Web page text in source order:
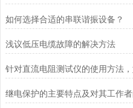
如何选择合适的串联谐振设备？
浅议低压电缆故障的解决方法